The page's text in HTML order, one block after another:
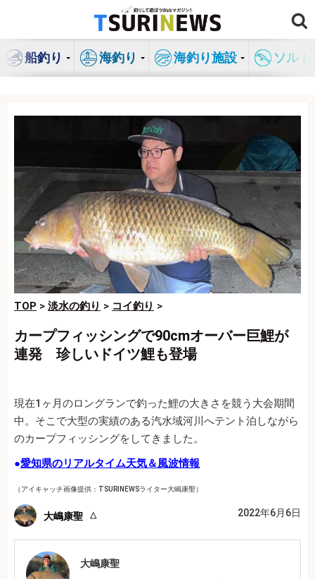
ン
船釣り 海釣り 海釣り施設 ソル
TOP > 淡水の釣り > コイ釣り >
カープフィッシングで90cmオーバー巨鯉が
連発 珍しいドイツ鯉も登場
現在1ヶ月のロングランで釣った鯉の大きさを競う大会期間
中。そこで大型の実績のある汽水域河川へテント泊しながら
のカープフィッシングをしてきました。
●愛知県のリアルタイム天気＆風波情報
（アイキャッチ画像提供：TSURINEWSライター大嶋康聖）
大嶋康聖 2022年6月6日
大嶋康聖